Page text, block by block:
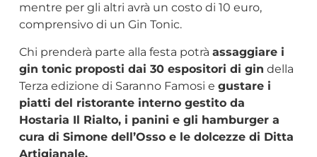
mentre per gli altri avrà un costo di 10 euro,
comprensivo di un Gin Tonic.
Chi prenderà parte alla festa potrà assaggiare i
gin tonic proposti dai 30 espositori di gin della
Terza edizione di Saranno Famosi e gustare i
piatti del ristorante interno gestito da
Hostaria Il Rialto, i panini e gli hamburger a
cura di Simone dell’Osso e le dolcezze di Ditta
Artigianale.